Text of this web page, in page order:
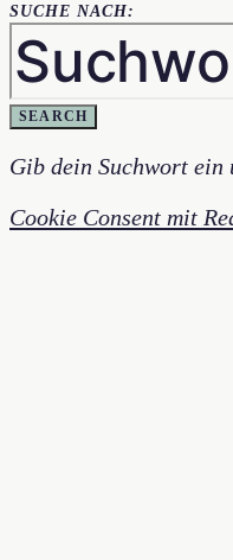
SUCHE NACH:
SEARCH
Gib dein Suchwort ein
Cookie Consent mit